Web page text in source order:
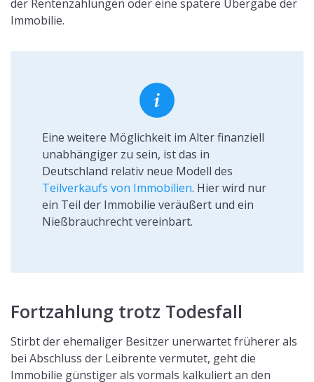
der Rentenzahlungen oder eine spätere Übergabe der
Immobilie.
Eine weitere Möglichkeit im Alter finanziell
unabhängiger zu sein, ist das in
Deutschland relativ neue Modell des
Teilverkaufs von Immobilien. Hier wird nur
ein Teil der Immobilie veräußert und ein
Nießbrauchrecht vereinbart.
Fortzahlung trotz Todesfall
Stirbt der ehemaliger Besitzer unerwartet früherer als
bei Abschluss der Leibrente vermutet, geht die
Immobilie günstiger als vormals kalkuliert an den